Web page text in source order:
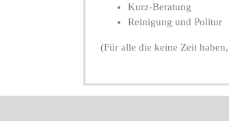
Kurz-Beratung
Reinigung und Politur
(Für alle die keine Zeit